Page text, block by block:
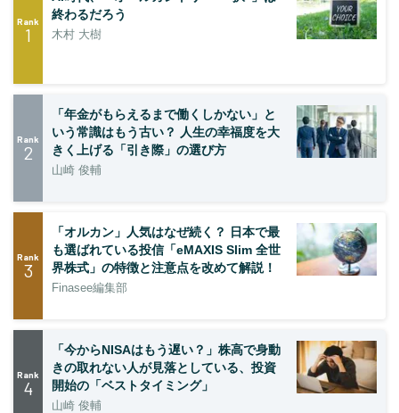
Rank
1
終わるだろう
木村 大樹
Rank
2
「年金がもらえるまで働くしかない」と
いう常識はもう古い？ 人生の幸福度を大
きく上げる「引き際」の選び方
山崎 俊輔
Rank
3
「オルカン」人気はなぜ続く？ 日本で最
も選ばれている投信「eMAXIS Slim 全世
界株式」の特徴と注意点を改めて解説！
Finasee編集部
Rank
4
「今からNISAはもう遅い？」株高で身動
きの取れない人が見落としている、投資
開始の「ベストタイミング」
山崎 俊輔